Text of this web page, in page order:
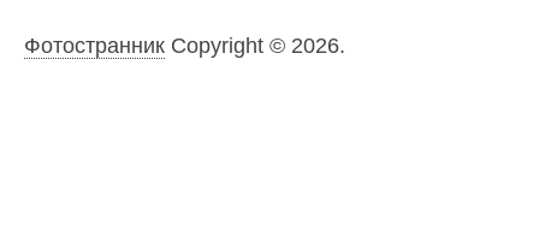
ФотостранникCopyright © 2026.